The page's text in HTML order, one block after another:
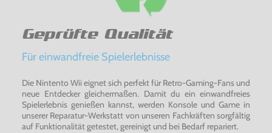
Geprüfte Qualität
Für einwandfreie Spielerlebnisse
Die Nintento Wii eignet sich perfekt für Retro-Gaming-Fans und
neue Entdecker gleichermaßen. Damit du ein einwandfreies
Spielerlebnis genießen kannst, werden Konsole und Game in
unserer Reparatur-Werkstatt von unseren Fachkräften sorgfältig
auf Funktionalität getestet, gereinigt und bei Bedarf repariert.